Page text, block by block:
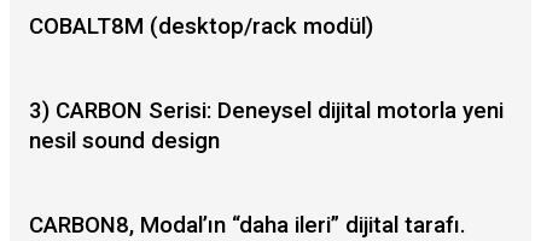
COBALT8M (desktop/rack modül)
3) CARBON Serisi: Deneysel dijital motorla yeni
nesil sound design
CARBON8, Modal’ın “daha ileri” dijital tarafı.